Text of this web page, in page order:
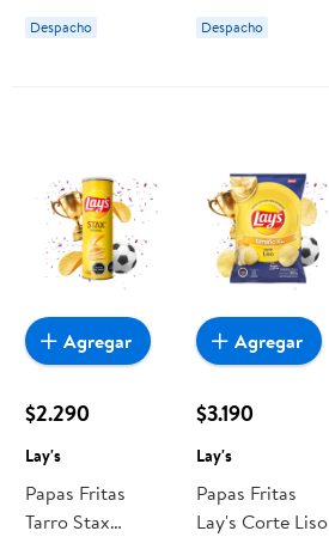
Despacho
Despacho
$2.290
Lay's
Papas Fritas
Tarro Stax
Agregar
$3.190
Lay's
Papas Fritas
Lay's Corte Liso
Agregar